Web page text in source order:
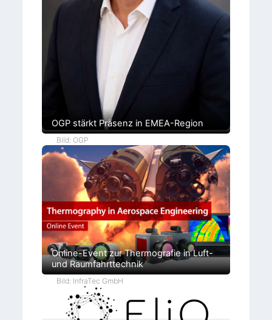
OGP stärkt Präsenz in EMEA-Region
Bild: OGP
Online-Event zur Thermografie in Luft-
und Raumfahrttechnik
Bild: InfraTec GmbH